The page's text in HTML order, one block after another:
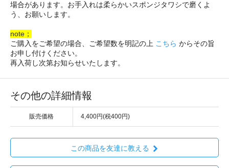
場合があります。お手入れは柔らかいスポンジタワシで磨くよ
う、お願いします。
note；
ご購入をご希望の場合、ご希望数を明記の上 こちら からその旨
お申し付けください。
再入荷し次第お知らせいたします。
その他の詳細情報
販売価格 4,400円(税400円)
この商品を友達に教える